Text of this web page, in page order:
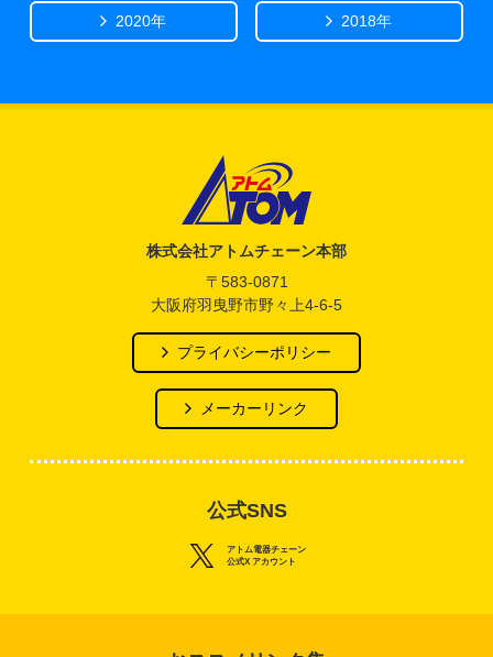
2020年 2018年
株式会社アトムチェーン本部
〒583-0871
大阪府羽曳野市野々上4-6-5
プライバシーポリシー
メーカーリンク
公式SNS
アトム電器チェーン
公式X アカウント